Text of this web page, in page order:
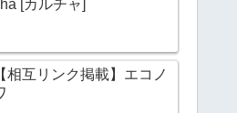
[カルチャ]
【相互リンク掲載】エコノ